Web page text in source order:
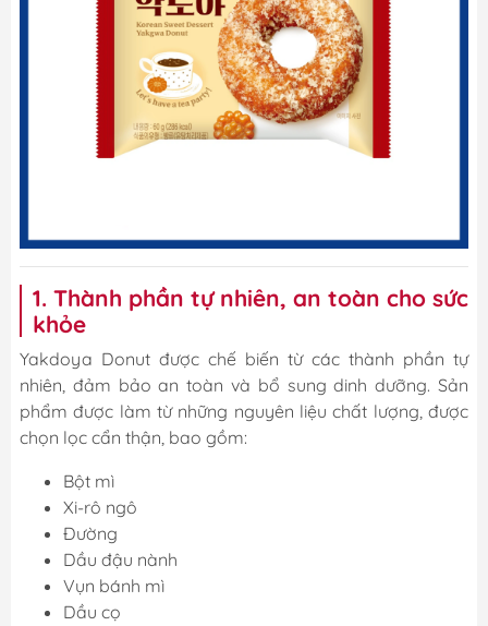
1. Thành phần tự nhiên, an toàn cho sức
khỏe
Yakdoya Donut được chế biến từ các thành phần tự
nhiên, đảm bảo an toàn và bổ sung dinh dưỡng. Sản
phẩm được làm từ những nguyên liệu chất lượng, được
chọn lọc cẩn thận, bao gồm:
Bột mì
Xi-rô ngô
Đường
Dầu đậu nành
Vụn bánh mì
Dầu cọ